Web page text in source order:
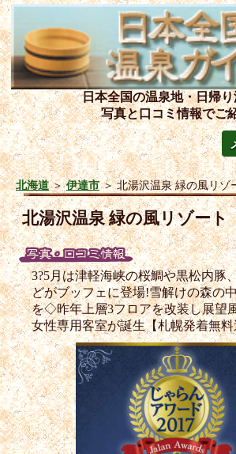
日本全国の温泉地・日帰
写真と口コミ情報でご
北海道＞伊達市＞北湯沢温泉 緑の風リ
北湯沢温泉 緑の風リゾー
3?5月は津軽海峡の桜鯛や黒松内豚
どがブッフェに登場!雪解けの森の
を◇昨年上層3フロアを改装し展望
女性専用客室が誕生【札幌発着無